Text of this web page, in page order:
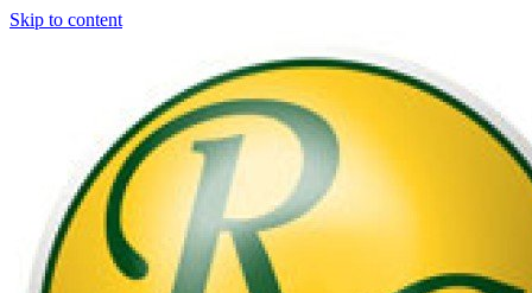
Skip to content